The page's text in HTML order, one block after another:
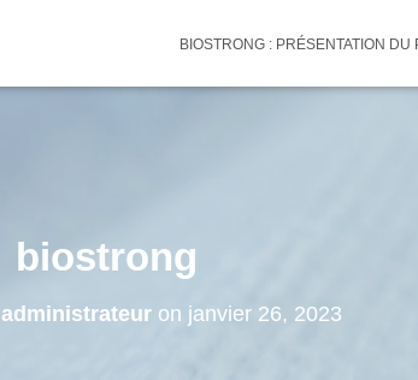
BIOSTRONG : PRÉSENTATION DU
biostrong
administrateuron janvier 26, 2023